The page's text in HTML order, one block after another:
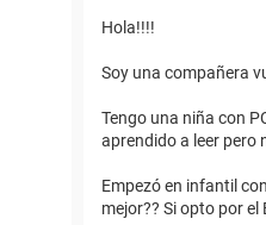
Hola!!!!
Soy una compañera
Tengo una niña con
aprendido a leer pero
Empezó en infantil
mejor?? Si opto por